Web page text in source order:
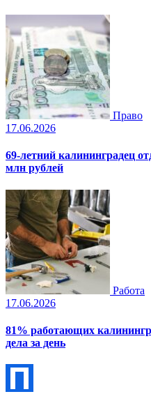
Право
17.06.2026
69-летний калининградец
млн рублей
Работа
17.06.2026
81% работающих
дела за день